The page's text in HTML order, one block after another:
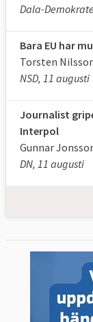
Dala-
Bara EU har
Torsten
NSD, 11 augusti
Journalist
Interpol
Gunnar
DN, 11 augusti